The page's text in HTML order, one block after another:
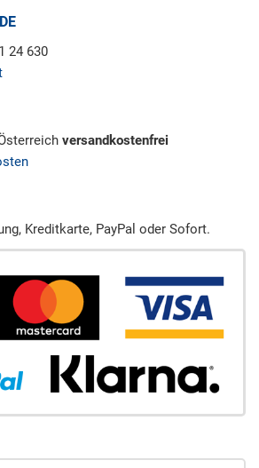
24 630
versandkostenfrei
Kreditkarte, PayPal oder Sofort.